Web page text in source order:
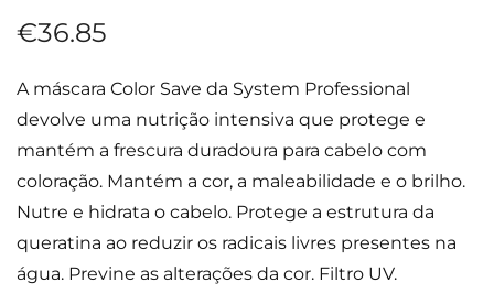
€36.85
A máscara Color Save da System Professional
devolve uma nutrição intensiva que protege e
mantém a frescura duradoura para cabelo com
coloração. Mantém a cor, a maleabilidade e o brilho.
Nutre e hidrata o cabelo. Protege a estrutura da
queratina ao reduzir os radicais livres presentes na
água. Previne as alterações da cor. Filtro UV.